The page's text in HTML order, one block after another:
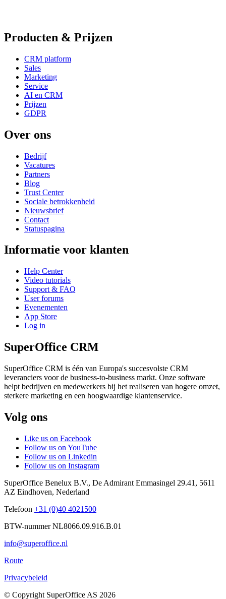
Producten & Prijzen
CRM platform
Sales
Marketing
Service
AI en CRM
Prijzen
GDPR
Over ons
Bedrijf
Vacatures
Partners
Blog
Trust Center
Sociale betrokkenheid
Nieuwsbrief
Contact
Statuspagina
Informatie voor klanten
Help Center
Video tutorials
Support & FAQ
User forums
Evenementen
App Store
Log in
SuperOffice CRM
SuperOffice CRM is één van Europa's succesvolste CRM
leveranciers voor de business-to-business markt. Onze software
helpt bedrijven en medewerkers bij het realiseren van hogere omzet,
sterkere marketing en een hoogwaardige klantenservice.
Volg ons
Like us on Facebook
Follow us on YouTube
Follow us on Linkedin
Follow us on Instagram
SuperOffice Benelux B.V., De Admirant Emmasingel 29.41 , 5611
AZ Eindhoven, Nederland
Telefoon +31 (0)40 4021500
BTW-nummer NL8066.09.916.B.01
info@superoffice.nl
Route
Privacybeleid
© Copyright SuperOffice AS 2026